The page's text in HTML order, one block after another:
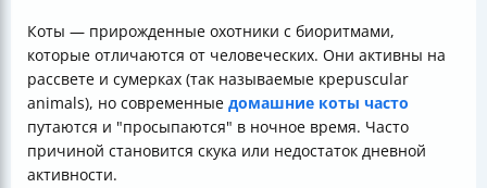
Коты — прирожденные охотники с биоритмами,
которые отличаются от человеческих. Они активны на
рассвете и сумерках (так называемые креpuscular
animals), но современные домашние коты часто
путаются и "просыпаются" в ночное время. Часто
причиной становится скука или недостаток дневной
активности.